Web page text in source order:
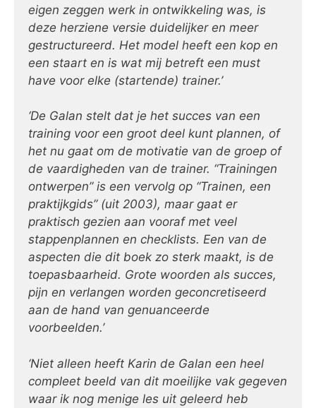
eigen zeggen werk in ontwikkeling was, is
deze herziene versie duidelijker en meer
gestructureerd. Het model heeft een kop en
een staart en is wat mij betreft een must
have voor elke (startende) trainer.’
‘De Galan stelt dat je het succes van een
training voor een groot deel kunt plannen, of
het nu gaat om de motivatie van de groep of
de vaardigheden van de trainer. “Trainingen
ontwerpen” is een vervolg op “Trainen, een
praktijkgids” (uit 2003), maar gaat er
praktisch gezien aan vooraf met veel
stappenplannen en checklists. Een van de
aspecten die dit boek zo sterk maakt, is de
toepasbaarheid. Grote woorden als succes,
pijn en verlangen worden geconcretiseerd
aan de hand van genuanceerde
voorbeelden.’
‘Niet alleen heeft Karin de Galan een heel
compleet beeld van dit moeilijke vak gegeven
waar ik nog menige les uit geleerd heb